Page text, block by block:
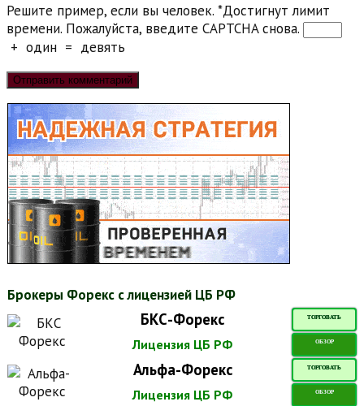
Решите пример, если вы человек. *Достигнут лимит
времени. Пожалуйста, введите CAPTCHA снова.
+ один = девять
Брокеры Форекс с лицензией ЦБ РФ
БКС-Форекс ТОРГОВАТЬ
Лицензия ЦБ РФ ОБЗОР
Альфа-Форекс ТОРГОВАТЬ
Лицензия ЦБ РФ ОБЗОР